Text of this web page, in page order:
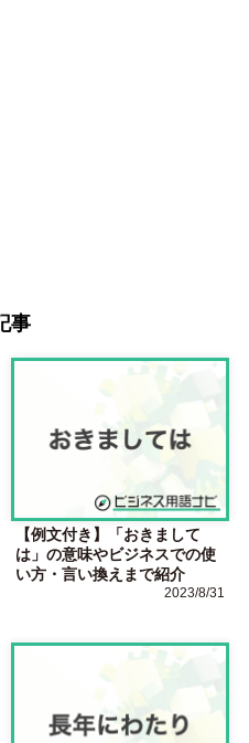
事
【例文付き】「おきまして
は」の意味やビジネスでの使
い方・言い換えまで紹介
2023/8/31